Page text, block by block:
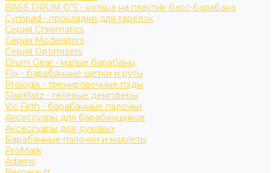
BASS DRUM O’S - кольца на пластик басс-барабана
Cympad - прокладки для тарелок
Серия Chromatics
Серия Moderators
Серия Optimizers
Drum Gear - малые барабаны
Flix - барабанные щетки и руты
Prologix - тренировочные пэды
SlapKlatz - гелевые демпферы
Vic Firth - барабанные палочки
Аксессуары для барабанщиков
Аксессуары для духовых
Барабанные палочки и маллеты
ProMark
Adams